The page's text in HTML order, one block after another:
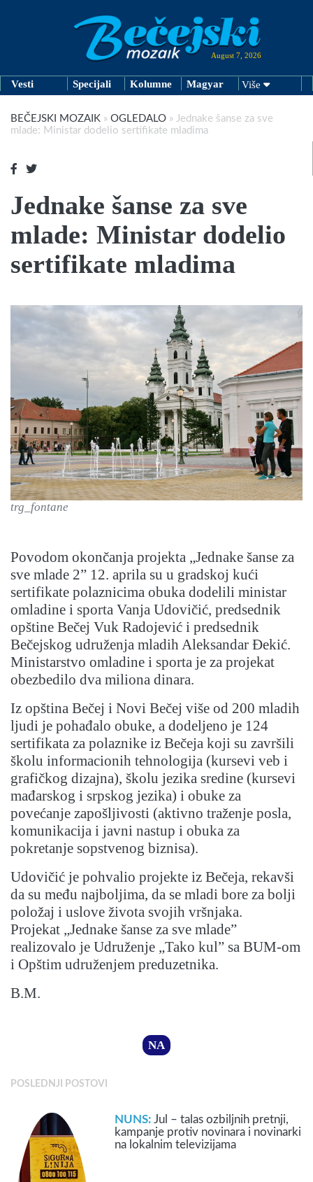
August 7, 2026
Vesti Specijali Kolumne Magyar Više
BEČEJSKI MOZAIK » OGLEDALO » Jednake šanse za sve
mlade: Ministar dodelio sertifikate mladima
Jednake šanse za sve
mlade: Ministar dodelio
sertifikate mladima
trg_fontane
Povodom okončanja projekta „Jednake šanse za
sve mlade 2” 12. aprila su u gradskoj kući
sertifikate polaznicima obuka dodelili ministar
omladine i sporta Vanja Udovičić, predsednik
opštine Bečej Vuk Radojević i predsednik
Bečejskog udruženja mladih Aleksandar Đekić.
Ministarstvo omladine i sporta je za projekat
obezbedilo dva miliona dinara.
Iz opština Bečej i Novi Bečej više od 200 mladih
ljudi je pohađalo obuke, a dodeljeno je 124
sertifikata za polaznike iz Bečeja koji su završili
školu informacionih tehnologija (kursevi veb i
grafičkog dizajna), školu jezika sredine (kursevi
mađarskog i srpskog jezika) i obuke za
povećanje zapošljivosti (aktivno traženje posla,
komunikacija i javni nastup i obuka za
pokretanje sopstvenog biznisa).
Udovičić je pohvalio projekte iz Bečeja, rekavši
da su među najboljima, da se mladi bore za bolji
položaj i uslove života svojih vršnjaka.
Projekat „Jednake šanse za sve mlade”
realizovalo je Udruženje „Tako kul” sa BUM-om
i Opštim udruženjem preduzetnika.
B.M.
NA
POSLEDNJI POSTOVI
NUNS:Jul – talas ozbiljnih pretnji,
kampanje protiv novinara i novinarki
na lokalnim televizijama